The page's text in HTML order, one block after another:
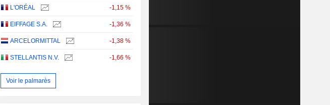
L'ORÉAL -1,15 %
EIFFAGE S.A. -1,36 %
ARCELORMITTAL -1,38 %
STELLANTIS N.V. -1,66 %
Voir le palmarès